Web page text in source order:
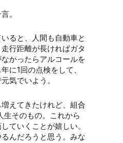
。
ると、人間も自動車と
行距離が長ければガタ
かったらアルコールを
に1回の点検をして、
気でいよう。
えてきたけれど、組合
そのもの。これから
ていくことが嬉しい。
んだろうと思う。みな